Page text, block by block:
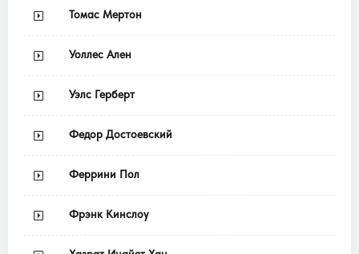
Томас Мертон
Уоллес Ален
Уэлс Герберт
Федор Достоевский
Феррини Пол
Фрэнк Кинслоу